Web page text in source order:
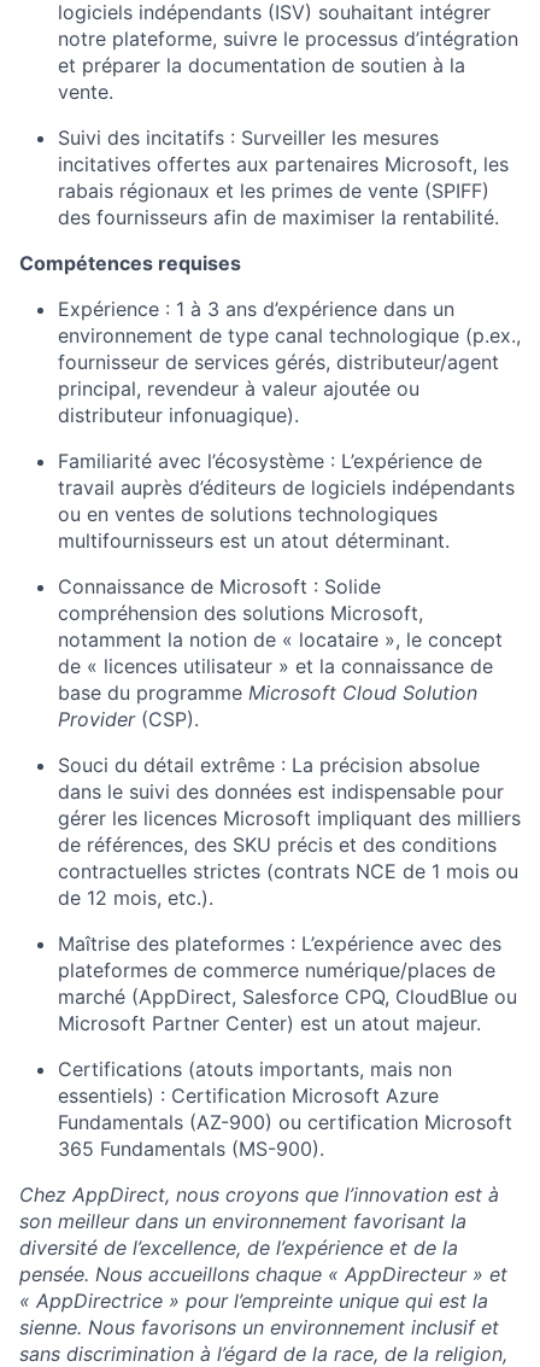
About
Portfolio
Network
Blog
Careers
logiciels indépendants (ISV) souhaitant intégrer
notre plateforme, suivre le processus d’intégration
et préparer la documentation de soutien à la
vente.
Suivi des incitatifs : Surveiller les mesures
incitatives offertes aux partenaires Microsoft, les
rabais régionaux et les primes de vente (SPIFF)
des fournisseurs afin de maximiser la rentabilité.
Compétences requises
Expérience : 1 à 3 ans d’expérience dans un
environnement de type canal technologique (p.ex.,
fournisseur de services gérés, distributeur/agent
principal, revendeur à valeur ajoutée ou
distributeur infonuagique).
Familiarité avec l’écosystème : L’expérience de
travail auprès d’éditeurs de logiciels indépendants
ou en ventes de solutions technologiques
multifournisseurs est un atout déterminant.
Connaissance de Microsoft : Solide
compréhension des solutions Microsoft,
notamment la notion de « locataire », le concept
de « licences utilisateur » et la connaissance de
base du programme Microsoft Cloud Solution
Provider(CSP).
Souci du détail extrême : La précision absolue
dans le suivi des données est indispensable pour
gérer les licences Microsoft impliquant des milliers
de références, des SKU précis et des conditions
contractuelles strictes (contrats NCE de 1 mois ou
de 12 mois, etc.).
Maîtrise des plateformes : L’expérience avec des
plateformes de commerce numérique/places de
marché (AppDirect, Salesforce CPQ, CloudBlue ou
Microsoft Partner Center) est un atout majeur.
Certifications (atouts importants, mais non
essentiels) : Certification Microsoft Azure
Fundamentals (AZ-900) ou certification Microsoft
365 Fundamentals (MS-900).
Chez AppDirect, nous croyons que l’innovation est à
son meilleur dans un environnement favorisant la
diversité de l’excellence, de l’expérience et de la
pensée. Nous accueillons chaque « AppDirecteur » et
« AppDirectrice » pour l’empreinte unique qui est la
sienne. Nous favorisons un environnement inclusif et
sans discrimination à l’égard de la race, de la religion,